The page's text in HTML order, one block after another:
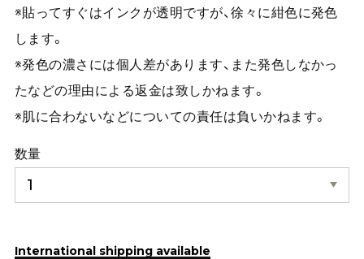
※貼ってすぐはインクが透明ですが、徐々に紺色に発色
します。
※発色の濃さには個人差があります、また発色しなかっ
たなどの理由による返金は致しかねます。
※肌に合わないなどについての責任は負いかねます。
数量
International shipping available